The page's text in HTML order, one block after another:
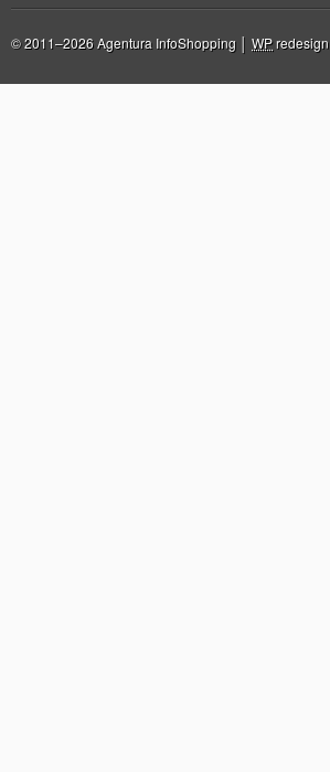
© 2011–2026 Agentura InfoShopping │ WPredesign